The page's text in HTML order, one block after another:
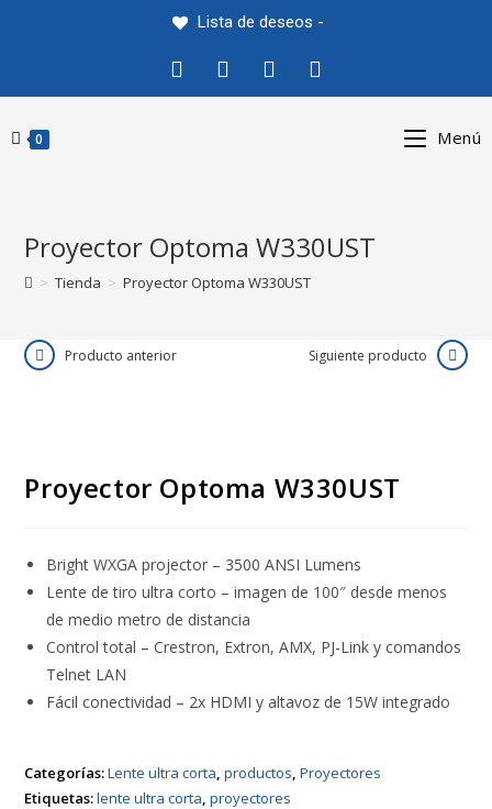
Lista de deseos -
0 Menú
Proyector Optoma W330UST
> Tienda > Proyector Optoma W330UST
Producto anterior Siguiente producto
Proyector Optoma W330UST
Bright WXGA projector – 3500 ANSI Lumens
Lente de tiro ultra corto – imagen de 100″ desde menos
de medio metro de distancia
Control total – Crestron, Extron, AMX, PJ-Link y comandos
Telnet LAN
Fácil conectividad – 2x HDMI y altavoz de 15W integrado
Categorías:Lente ultra corta,productos,Proyectores
Etiquetas:lente ultra corta,proyectores